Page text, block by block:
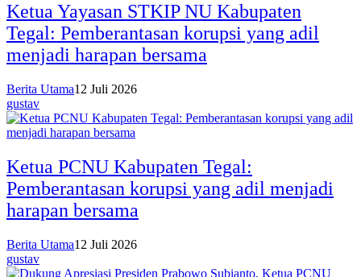
Ketua Yayasan STKIP NU Kabupaten
Tegal: Pemberantasan korupsi yang adil
menjadi harapan bersama
Berita Utama12 Juli 2026
gustav
Ketua PCNU Kabupaten Tegal:
Pemberantasan korupsi yang adil menjadi
harapan bersama
Berita Utama12 Juli 2026
gustav